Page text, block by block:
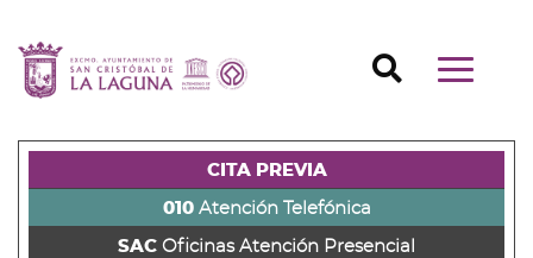
contenido
principal
página
s)
a
la
la
+
Ir
al
la
+
Ir
principal
u)
Mostrar/
Buscador
CITA PREVIA
010Atención Telefónica
SAC Oficinas Atención Presencial